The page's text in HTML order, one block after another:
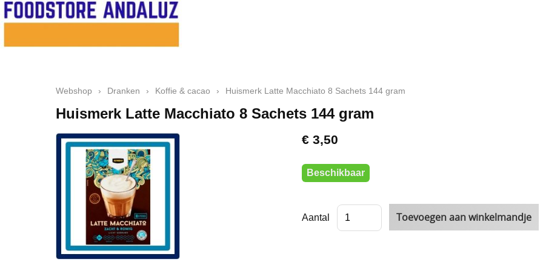
Webshop › Dranken › Koffie & cacao › Huismerk Latte Macchiato 8 Sachets 144 gram
Huismerk Latte Macchiato 8 Sachets 144 gram
€ 3,50
Beschikbaar
Aantal